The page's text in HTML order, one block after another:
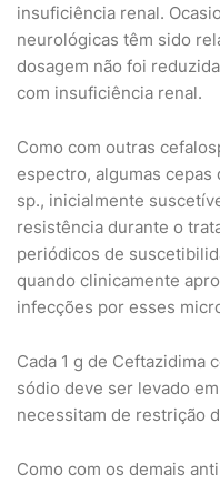
insuficiência renal.
neurológicas têm sido
dosagem não foi
com insuficiência renal.
Como com outras
espectro, algumas cepas
sp., inicialmente
resistência durante o
periódicos de
quando clinicamente
infecções por esses
Cada 1 g de Ceftazidima
sódio deve ser levado
necessitam de restrição
Como com os demais